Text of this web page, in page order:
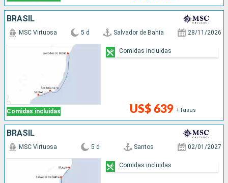
BRASIL
Comidas incluidas
MSC Virtuosa 5 d Salvador de Bahia 28/11/2026
US$ 639 +Tasas
Comidas incluidas
BRASIL
MSC Virtuosa 5 d Santos 02/01/2027
Comidas incluidas